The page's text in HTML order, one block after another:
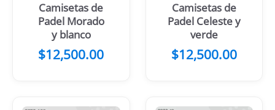
Camisetas de
Padel Morado
y blanco
$12,500.00
Camisetas de
Padel Celeste y
verde
$12,500.00